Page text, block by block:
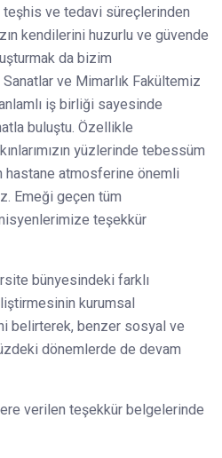
teşhis ve tedavi süreçlerinden
kendilerini huzurlu ve güvende
da bizim
ve Mimarlık Fakültemiz
iş birliği sayesinde
buluştu. Özellikle
yüzlerinde tebessüm
hastane atmosferine önemli
Emeği geçen tüm
teşekkür
bünyesindeki farklı
kurumsal
belirterek, benzer sosyal ve
dönemlerde de devam
verilen teşekkür belgelerinde